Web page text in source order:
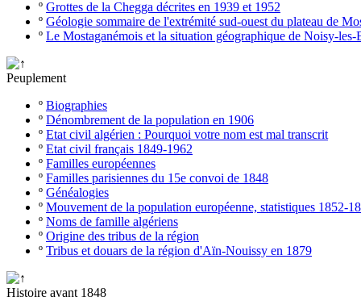
º Grottes de la Chegga décrites en 1939 et 1952
º Géologie sommaire de l'extrémité sud-ouest du plateau de
º Le Mostaganémois et la situation géographique de Noisy-les-
Peuplement
º Biographies
º Dénombrement de la population en 1906
º Etat civil algérien : Pourquoi votre nom est mal transcrit
º Etat civil français 1849-1962
º Familles européennes
º Familles parisiennes du 15e convoi de 1848
º Généalogies
º Mouvement de la population européenne, statistiques 1852-
º Noms de famille algériens
º Origine des tribus de la région
º Tribus et douars de la région d'Aïn-Nouissy en 1879
Histoire avant 1848